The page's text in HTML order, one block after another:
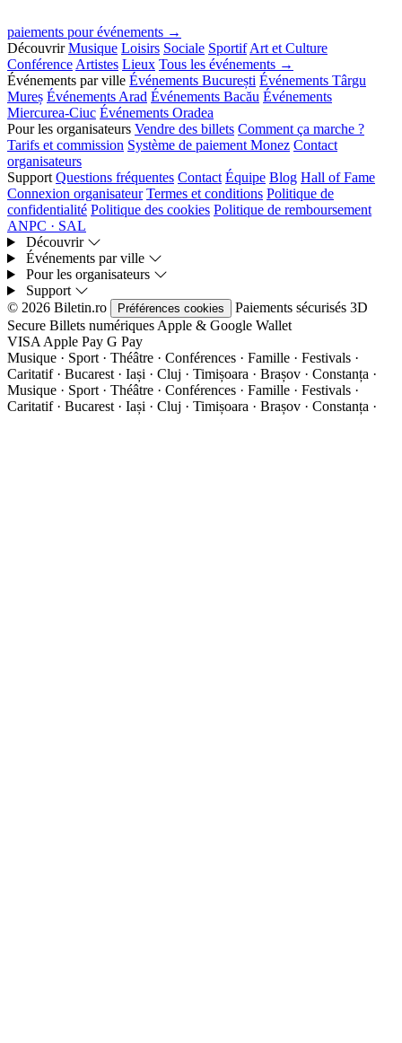
paiements pour événements →
Découvrir Musique Loisirs Sociale Sportif Art et Culture
Conférence Artistes Lieux Tous les événements →
Événements par ville Événements București Événements Târgu
Mureș Événements Arad Événements Bacău Événements
Miercurea-Ciuc Événements Oradea
Pour les organisateurs Vendre des billets Comment ça marche ?
Tarifs et commission Système de paiement Monez Contact
organisateurs
Support Questions fréquentes Contact Équipe Blog Hall of Fame
Connexion organisateur Termes et conditions Politique de
confidentialité Politique des cookies Politique de remboursement
ANPC · SAL
Découvrir
Événements par ville
Pour les organisateurs
Support
© 2026 Biletin.ro
Préférences cookies Paiements sécurisés 3D
Secure Billets numériques Apple & Google Wallet
VISA Apple Pay G Pay
Musique · Sport · Théâtre · Conférences · Famille · Festivals ·
Caritatif · Bucarest · Iași · Cluj · Timișoara · Brașov · Constanța ·
Musique · Sport · Théâtre · Conférences · Famille · Festivals ·
Caritatif · Bucarest · Iași · Cluj · Timișoara · Brașov · Constanța ·